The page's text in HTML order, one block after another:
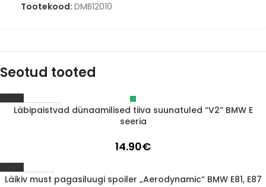
Tootekood: DMB12010
Seotud tooted
Läbimüüdud
Läbipaistvad dünaamilised tiiva suunatuled “V2” BMW E
seeria
14.90€
1-3 d.d.
Läikiv must pagasiluugi spoiler „Aerodynamic“ BMW E81, E87